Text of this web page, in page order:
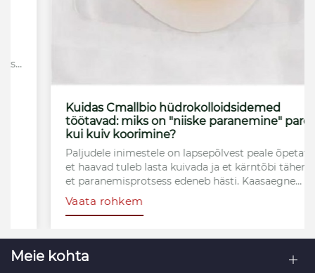
Kuidas Cmallbio hüdrokolloidsidemed
töötavad: miks on "niiske paranemine" parem
kui kuiv koorimine?
Paljudele inimestele on lapsepõlvest peale õpetatud,
et haavad tuleb lasta kuivada ja et kärntõbi tähendab,
et paranemisprotsess edeneb hästi. Kaasaegne
haavahooldusteadus on aga näidanud, et optimaalse
niiske keskkonna säilitamine võib toetada haavade
hüdrokolloidsidemete taga olev niiske haava
paranemise põhimõte on muutunud haavade
täiustatud ravis laialdaselt tunnustatud
Vaata rohkem
Meie kohta